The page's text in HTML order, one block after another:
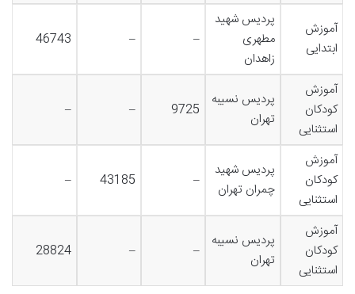
آموزش
ابتدایی
پردیس شهید
مطهری
زاهدان
–
–
46743
آموزش
کودکان
استثنایی
پردیس نسیبه
تهران
9725
–
–
آموزش
کودکان
استثنایی
پردیس شهید
چمران تهران
–
43185
–
آموزش
کودکان
استثنایی
پردیس نسیبه
تهران
–
–
28824